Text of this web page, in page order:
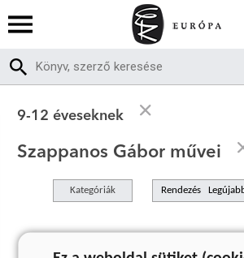
9-12 éveseknek
Szappanos Gábor művei
Kategóriák Rendezés